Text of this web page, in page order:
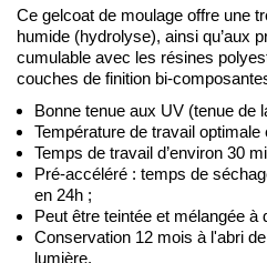
Ce gelcoat de moulage offre une
humide (hydrolyse), ainsi qu’aux
cumulable avec les résines
couches de finition bi-
Bonne tenue aux UV (tenue de
Température de travail optimale
Temps de travail d’environ 30
Pré-accéléré : temps de
en 24h ;
Peut être teintée et mélangée à
Conservation 12 mois à l'abri
lumière.